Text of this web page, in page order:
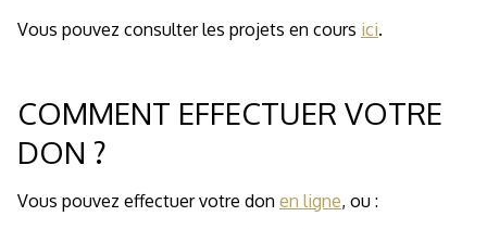
Vous pouvez consulter les projets en cours ici.
COMMENT EFFECTUER VOTRE
DON ?
Vous pouvez effectuer votre don en ligne, ou :